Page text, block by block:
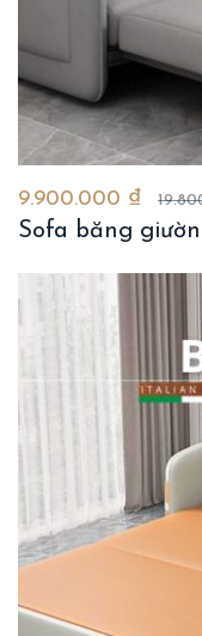
9.900.000 ₫
Sofa băng